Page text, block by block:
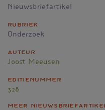
Nieuwsbriefartikel
Rubriek
Onderzoek
Auteur
Joost Meeusen
Editienummer
328
Meer